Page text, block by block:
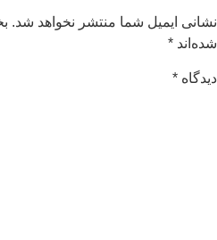
ایمیل شما منتشر نخواهد شد.
*
*